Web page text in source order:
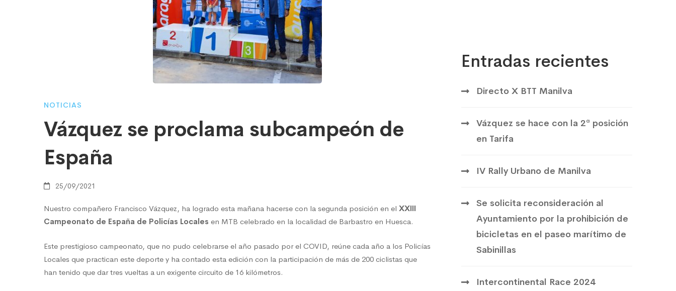
NOTICIAS
Vázquez se proclama subcampeón de
España
25/09/2021
Nuestro compañero Francisco Vázquez, ha logrado esta mañana hacerse con la segunda posición en el XXIII
Campeonato de España de Policías Locales en MTB celebrado en la localidad de Barbastro en Huesca.
Este prestigioso campeonato, que no pudo celebrarse el año pasado por el COVID, reúne cada año a los Policías
Locales que practican este deporte y ha contado esta edición con la participación de más de 200 ciclistas que
han tenido que dar tres vueltas a un exigente circuito de 16 kilómetros.
Entradas recientes
Directo X BTT Manilva
Vázquez se hace con la 2ª posición
en Tarifa
IV Rally Urbano de Manilva
Se solicita reconsideración al
Ayuntamiento por la prohibición de
bicicletas en el paseo marítimo de
Sabinillas
Intercontinental Race 2024